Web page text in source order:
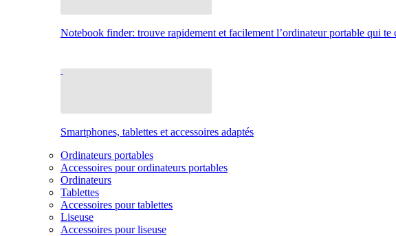
Notebook finder: trouve rapidement et facilement l’ordinateur portable qui te
Smartphones, tablettes et accessoires adaptés
Ordinateurs portables
Accessoires pour ordinateurs portables
Ordinateurs
Tablettes
Accessoires pour tablettes
Liseuse
Accessoires pour liseuse